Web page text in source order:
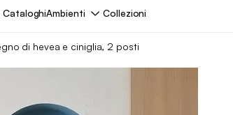
CataloghiAmbienti Collezioni
di hevea e ciniglia, 2 posti